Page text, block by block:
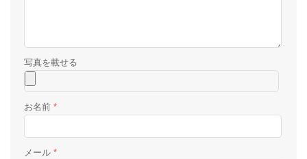
お名前 *
メール *